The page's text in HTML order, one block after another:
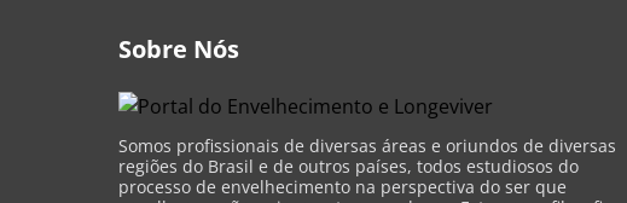
Sobre Nós
Somos profissionais de diversas áreas e oriundos de diversas
regiões do Brasil e de outros países, todos estudiosos do
processo de envelhecimento na perspectiva do ser que